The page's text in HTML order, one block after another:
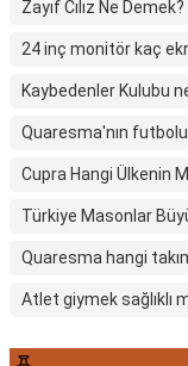
Zayıf Cılız Ne
24 inç monitör kaç
Kaybedenler Kulubu
Quaresma'nın
Cupra Hangi Ülkenin
Türkiye Masonlar
Quaresma hangi
Atlet giymek sağlıklı